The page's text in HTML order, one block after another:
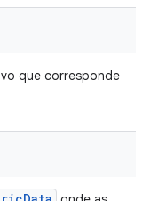
que corresponde